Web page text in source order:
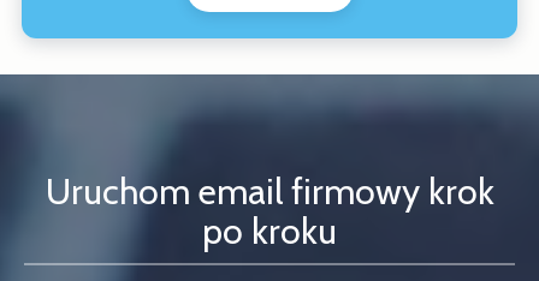
Uruchom email firmowy krok
po kroku